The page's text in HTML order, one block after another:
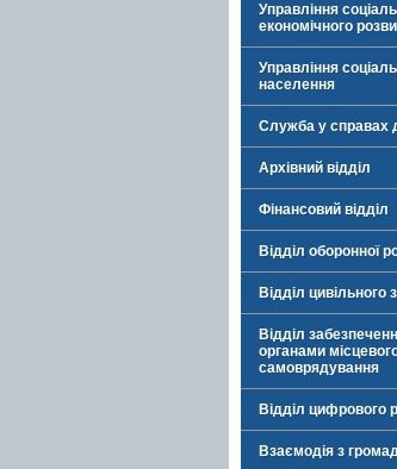
Управління
економічного
Управління
населення
Служба у справах
Архівний відділ
Фінансовий відділ
Відділ оборонної
Відділ цивільного
Відділ
органами
самоврядування
Відділ цифрового
Взаємодія з